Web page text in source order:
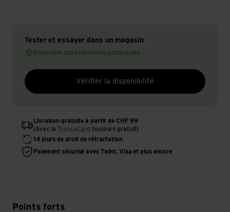
Tester et essayer dans un magasin
Disponible dans certaines succursales
Vérifier la disponibilité
Livraison gratuite à partir de CHF 99
(Avec la
TransaCard toujours gratuit)
14 jours de droit de rétractation
Paiement sécurisé avec Twint, Visa et plus encore
Points forts